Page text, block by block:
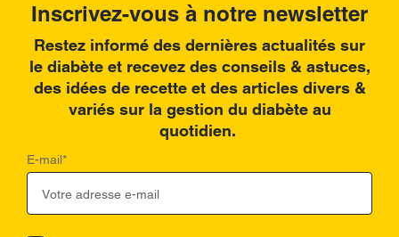
Inscrivez-vous à notre newsletter
Restez informé des dernières actualités sur
le diabète et recevez des conseils & astuces,
des idées de recette et des articles divers &
variés sur la gestion du diabète au
quotidien.
E-mail*